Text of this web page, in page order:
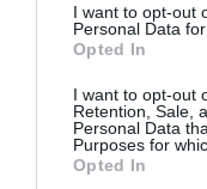
I want to opt-out
Personal Data
Opted In
I want to opt-out
Retention, Sale,
Personal Data
Purposes for
Opted In
télé ?
Le fait
: